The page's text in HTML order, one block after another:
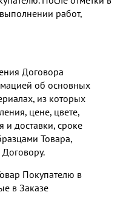
работ,
Договора
об основных
из которых
цене, цвете,
и доставки, сроке
Товара,
Покупателю в
в Заказе